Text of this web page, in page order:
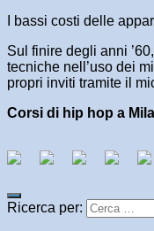
I bassi costi delle
Sul finire degli anni
tecniche nell’uso dei
propri inviti tramite il
Corsi di hip hop a
Ricerca per: